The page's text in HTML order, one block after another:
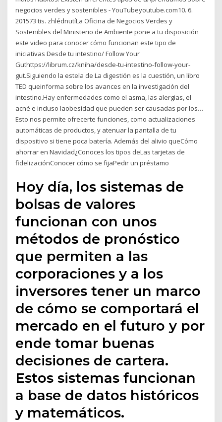
negocios verdes y sostenibles - YouTubeyoutube.com10. 6.
201573 tis. zhlédnutíLa Oficina de Negocios Verdes y
Sostenibles del Ministerio de Ambiente pone a tu disposición
este video para conocer cómo funcionan este tipo de
iniciativas Desde tu intestino/ Follow Your
Guthttps://librum.cz/kniha/desde-tu-intestino-follow-your-
gut.Siguiendo la estela de La digestión es la cuestión, un libro
TED queinforma sobre los avances en la investigación del
intestino.Hay enfermedades como el asma, las alergias, el
acné e incluso laobesidad que pueden ser causadas por los…
Esto nos permite ofrecerte funciones, como actualizaciones
automáticas de productos, y atenuar la pantalla de tu
dispositivo si tiene poca batería. Además del alivio queCómo
ahorrar en Navidad¿Conoces los tipos deLas tarjetas de
fidelizaciónConocer cómo se fijaPedir un préstamo
Hoy día, los sistemas de
bolsas de valores
funcionan con unos
métodos de pronóstico
que permiten a las
corporaciones y a los
inversores tener un marco
de cómo se comportará el
mercado en el futuro y por
ende tomar buenas
decisiones de cartera.
Estos sistemas funcionan
a base de datos históricos
y matemáticos.